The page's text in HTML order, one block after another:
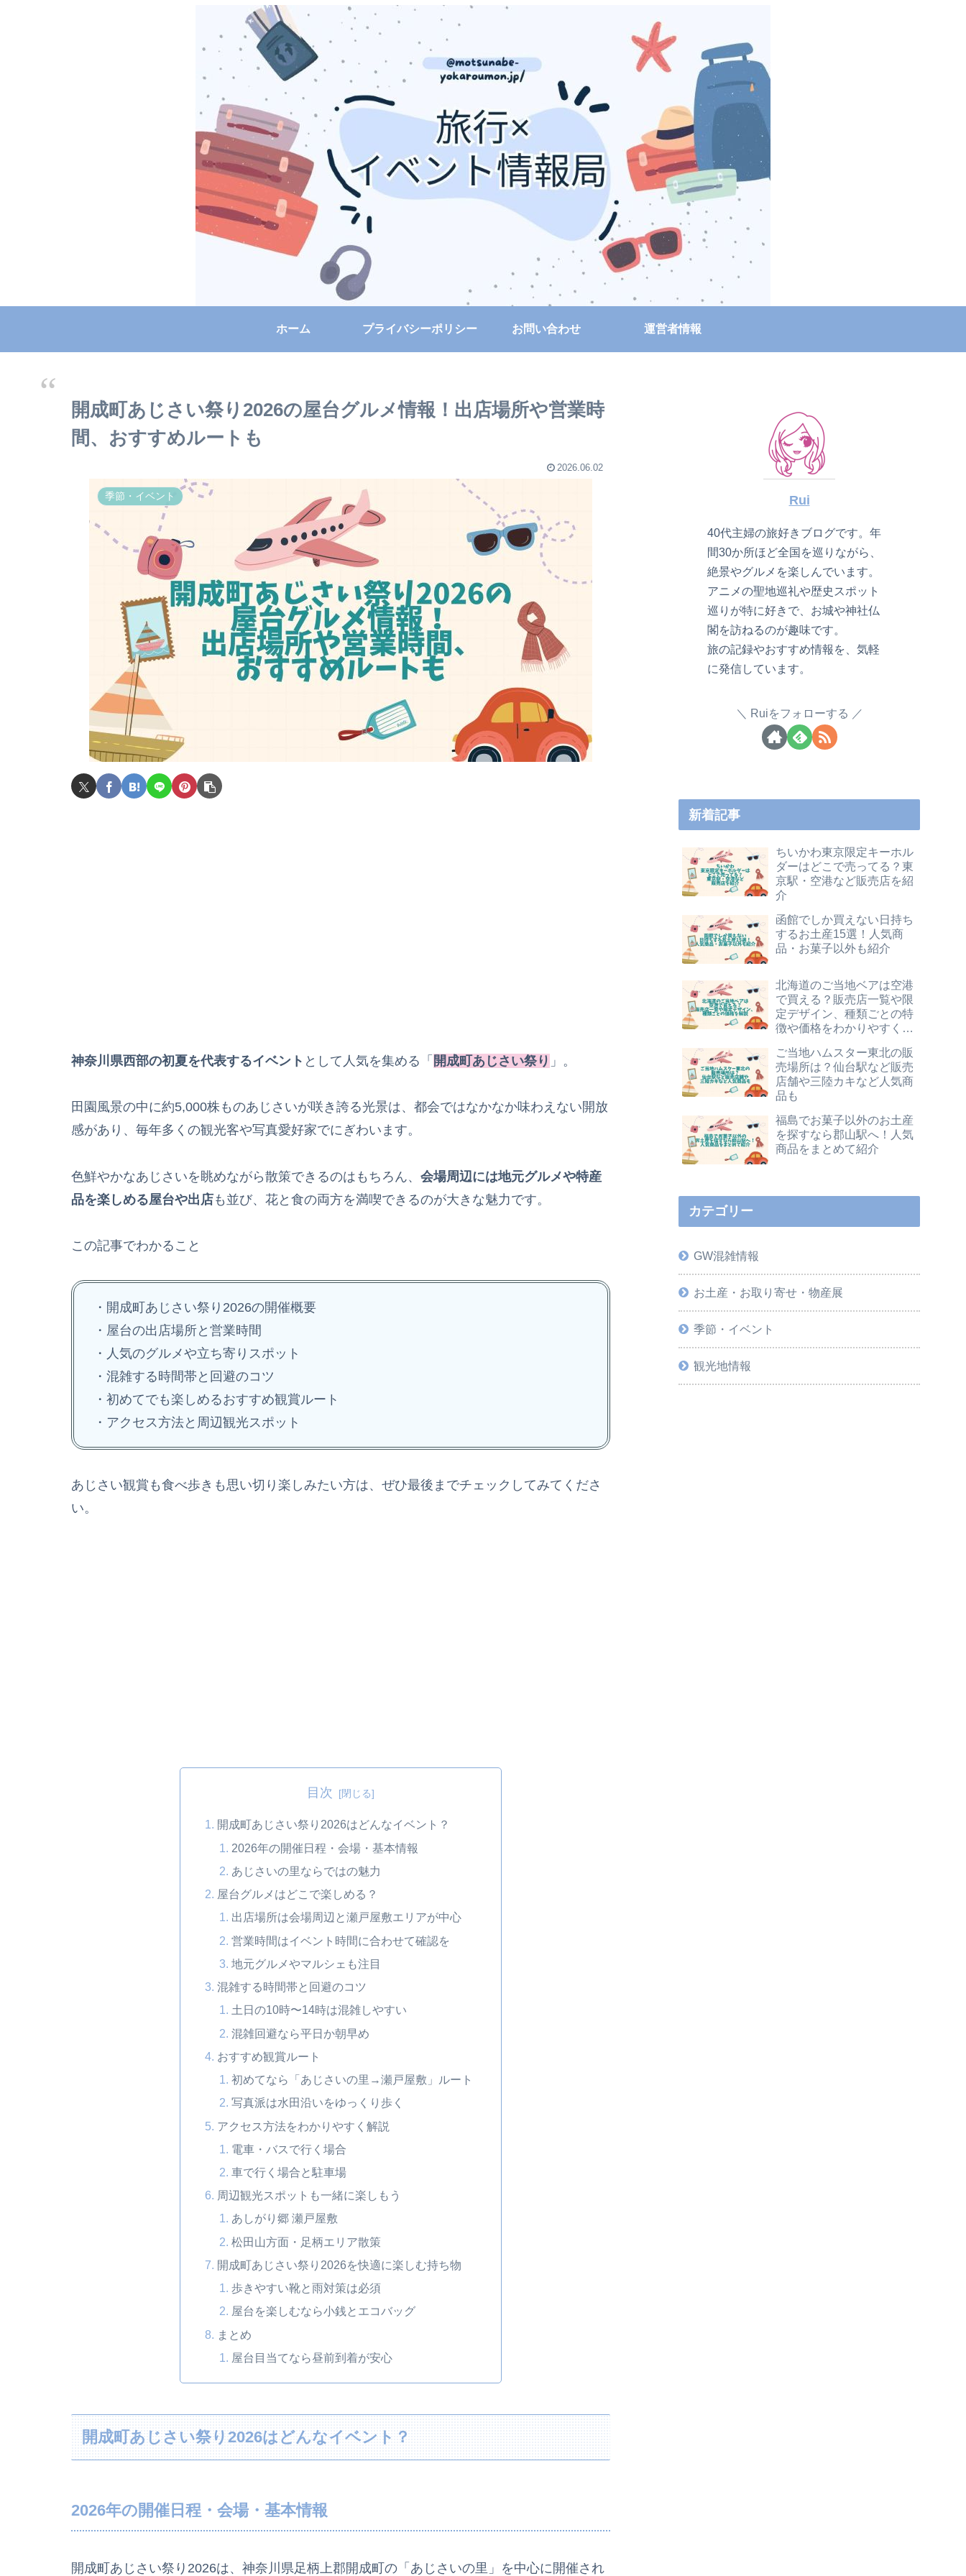
ホーム プライバシーポリシー お問い合わせ 運営者情報
開成町あじさい祭り2026の屋台グルメ情報！出店場所や営業時
間、おすすめルートも
2026.06.02
季節・イベント
神奈川県西部の初夏を代表するイベント として人気を集める「 開成町あじさい祭り 」。
田園風景の中に約5,000株ものあじさいが咲き誇る光景は、都会ではなかなか味わえない開放
感があり、毎年多くの観光客や写真愛好家でにぎわいます。
色鮮やかなあじさいを眺めながら散策できるのはもちろん、 会場周辺には地元グルメや特産
品を楽しめる屋台や出店も並び、花と食の両方を満喫できるのが大きな魅力です。
この記事でわかること
・開成町あじさい祭り2026の開催概要
・屋台の出店場所と営業時間
・人気のグルメや立ち寄りスポット
・混雑する時間帯と回避のコツ
・初めてでも楽しめるおすすめ観賞ルート
・アクセス方法と周辺観光スポット
あじさい観賞も食べ歩きも思い切り楽しみたい方は、ぜひ最後までチェックしてみてくださ
い。
目次
開成町あじさい祭り2026はどんなイベント？
2026年の開催日程・会場・基本情報
あじさいの里ならではの魅力
屋台グルメはどこで楽しめる？
出店場所は会場周辺と瀬戸屋敷エリアが中心
営業時間はイベント時間に合わせて確認を
地元グルメやマルシェも注目
混雑する時間帯と回避のコツ
土日の10時〜14時は混雑しやすい
混雑回避なら平日か朝早め
おすすめ観賞ルート
初めてなら「あじさいの里→瀬戸屋敷」ルート
写真派は水田沿いをゆっくり歩く
アクセス方法をわかりやすく解説
電車・バスで行く場合
車で行く場合と駐車場
周辺観光スポットも一緒に楽しもう
あしがり郷 瀬戸屋敷
松田山方面・足柄エリア散策
開成町あじさい祭り2026を快適に楽しむ持ち物
歩きやすい靴と雨対策は必須
屋台を楽しむなら小銭とエコバッグ
まとめ
屋台目当てなら昼前到着が安心
開成町あじさい祭り2026はどんなイベント？
2026年の開催日程・会場・基本情報
開成町あじさい祭り2026は、神奈川県足柄上郡開成町の「あじさいの里」を中心に開催され
Rui
40代主婦の旅好きブログです。年
間30か所ほど全国を巡りながら、
絶景やグルメを楽しんでいます。
アニメの聖地巡礼や歴史スポット
巡りが特に好きで、お城や神社仏
閣を訪ねるのが趣味です。
旅の記録やおすすめ情報を、気軽
に発信しています。
Ruiをフォローする
新着記事
ちいかわ東京限定キーホル
ダーはどこで売ってる？東
京駅・空港など販売店を紹
介
函館でしか買えない日持ち
するお土産15選！人気商
品・お菓子以外も紹介
北海道のご当地ベアは空港
で買える？販売店一覧や限
定デザイン、種類ごとの特
徴や価格をわかりやすく解
ご当地ハムスター東北の販
売場所は？仙台駅など販売
店舗や三陸カキなど人気商
品も
福島でお菓子以外のお土産
を探すなら郡山駅へ！人気
商品をまとめて紹介
カテゴリー
GW混雑情報
お土産・お取り寄せ・物産展
季節・イベント
観光地情報